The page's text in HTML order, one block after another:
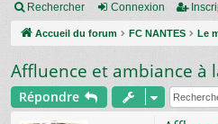
ac
co
ur
ci
s
Rechercher Connexion
Accueil du forum FC NANTES Le
Affluence et ambiance à
Répondre